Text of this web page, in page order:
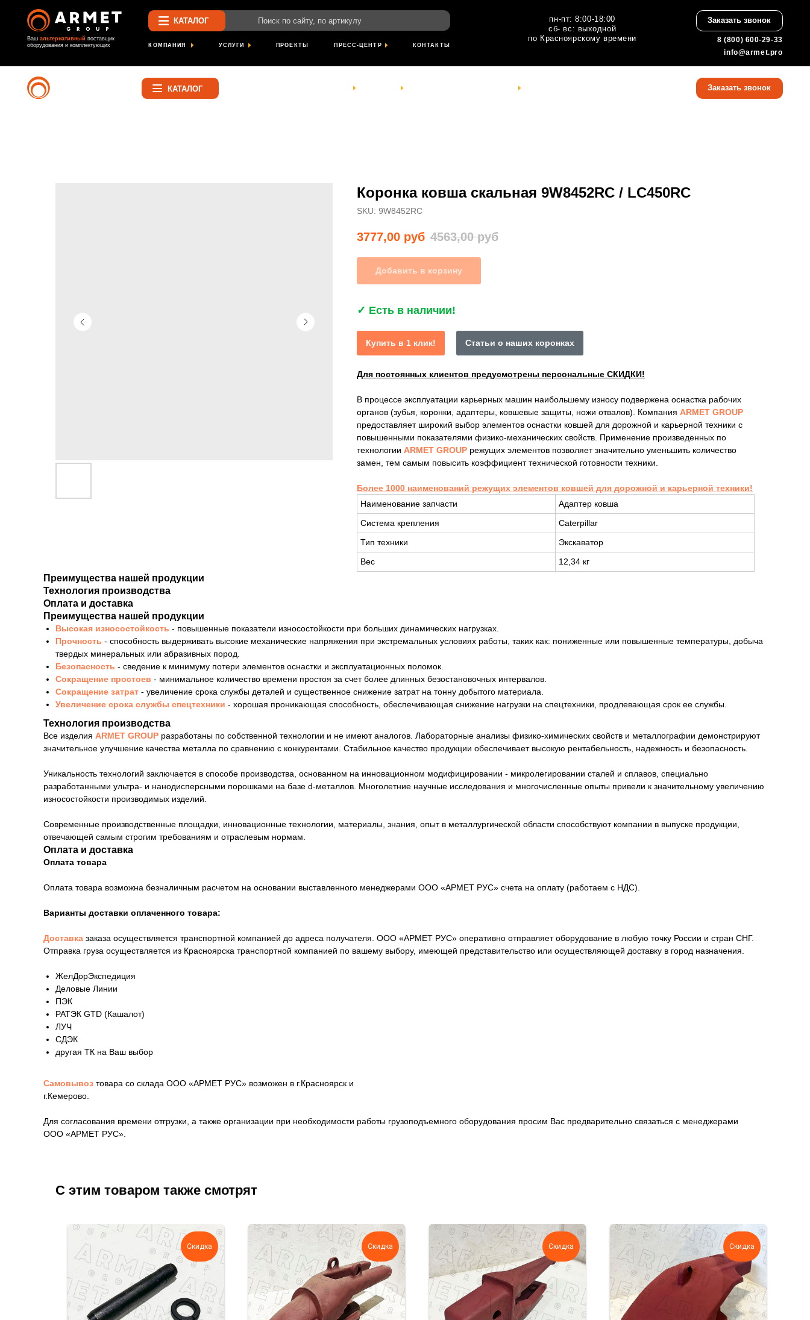
пн-пт: 8:00-18:00
сб- вс: выходной
по Красноярскому времени
поставщик
оборудования и комплектующих
Поиск по сайту, по артикулу
КАТАЛОГ
КАТАЛОГ
Коронка ковша скальная 9W8452RC / LC450RC
SKU: 9W8452RC
3777,00 руб 4563,00 руб
Добавить в корзину
✓ Есть в наличии!
Купить в 1 клик! Статьи о наших коронках
Для постоянных клиентов предусмотрены персональные СКИДКИ!
В процессе эксплуатации карьерных машин наибольшему износу подвержена оснастка рабочих
органов (зубья, коронки, адаптеры, ковшевые защиты, ножи отвалов). Компания ARMET GROUP
предоставляет широкий выбор элементов оснастки ковшей для дорожной и карьерной техники с
повышенными показателями физико-механических свойств. Применение произведенных по
технологии ARMET GROUP режущих элементов позволяет значительно уменьшить количество
замен, тем самым повысить коэффициент технической готовности техники.
Более 1000 наименований режущих элементов ковшей для дорожной и карьерной техники!
Наименование запчасти
Адаптер ковша
Система крепления
Caterpillar
Тип техники
Экскаватор
Вес
12,34 кг
Преимущества нашей продукции
Технология производства
Оплата и доставка
Преимущества нашей продукции
Высокая износостойкость - повышенные показатели износостойкости при больших динамических нагрузках.
Прочность - способность выдерживать высокие механические напряжения при экстремальных условиях работы, таких как: пониженные или повышенные температуры, добыча
твердых минеральных или абразивных пород.
Безопасность - сведение к минимуму потери элементов оснастки и эксплуатационных поломок.
Сокращение простоев - минимальное количество времени простоя за счет более длинных безостановочных интервалов.
Сокращение затрат - увеличение срока службы деталей и существенное снижение затрат на тонну добытого материала.
Увеличение срока службы спецтехники - хорошая проникающая способность, обеспечивающая снижение нагрузки на спецтехники, продлевающая срок ее службы.
Технология производства
Все изделия ARMET GROUP разработаны по собственной технологии и не имеют аналогов. Лабораторные анализы физико-химических свойств и металлографии демонстрируют
значительное улучшение качества металла по сравнению с конкурентами. Стабильное качество продукции обеспечивает высокую рентабельность, надежность и безопасность.
Уникальность технологий заключается в способе производства, основанном на инновационном модифицировании - микролегировании сталей и сплавов, специально
разработанными ультра- и нанодисперсными порошками на базе d-металлов. Многолетние научные исследования и многочисленные опыты привели к значительному увеличению
износостойкости производимых изделий.
Современные производственные площадки, инновационные технологии, материалы, знания, опыт в металлургической области способствуют компании в выпуске продукции,
отвечающей самым строгим требованиям и отраслевым нормам.
Оплата и доставка
Оплата товара
Оплата товара возможна безналичным расчетом на основании выставленного менеджерами ООО «АРМЕТ РУС» счета на оплату (работаем с НДС).
Варианты доставки оплаченного товара:
Доставка заказа осуществляется транспортной компанией до адреса получателя. ООО «АРМЕТ РУС» оперативно отправляет оборудование в любую точку России и стран СНГ.
Отправка груза осуществляется из Красноярска транспортной компанией по вашему выбору, имеющей представительство или осуществляющей доставку в город назначения.
ЖелДорЭкспедиция
Деловые Линии
ПЭК
РАТЭК GTD (Кашалот)
ЛУЧ
СДЭК
другая ТК на Ваш выбор
Самовывоз товара со склада ООО «АРМЕТ РУС» возможен в г.Красноярск и
г.Кемерово.
Для согласования времени отгрузки, а также организации при необходимости работы грузоподъемного оборудования просим Вас предварительно связаться с менеджерами
ООО «АРМЕТ РУС».
С этим товаром также смотрят
Скидка Скидка Скидка Скидка